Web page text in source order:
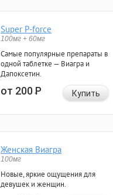
Super P-force
100мг + 60мг
Самые популярные препараты в
одной таблетке — Виагра и
Дапоксетин.
от 200Р Купить
Женская Виагра
100мг
Новые, яркие ощущения для
девушек и женщин.